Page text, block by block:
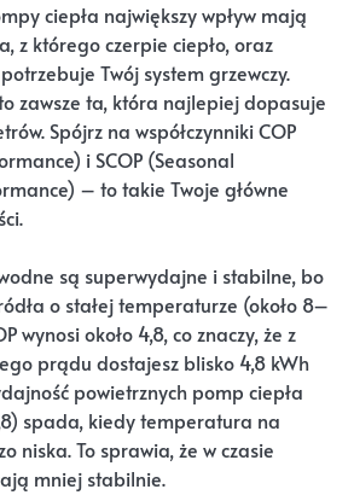
ciepła największy wpływ mają
z którego czerpie ciepło, oraz
Twój system grzewczy.
zawsze ta, która najlepiej dopasuje
Spójrz na współczynniki COP
i SCOP (Seasonal
– to takie Twoje główne
są superwydajne i stabilne, bo
o stałej temperaturze (około 8–
wynosi około 4,8, co znaczy, że z
prądu dostajesz blisko 4,8 kWh
powietrznych pomp ciepła
spada, kiedy temperatura na
niska. To sprawia, że w czasie
mniej stabilnie.